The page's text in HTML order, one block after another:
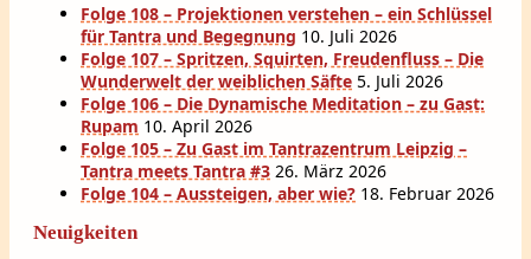
Folge 108 – Projektionen verstehen – ein Schlüssel
für Tantra und Begegnung 10. Juli 2026
Folge 107 – Spritzen, Squirten, Freudenfluss – Die
Wunderwelt der weiblichen Säfte 5. Juli 2026
Folge 106 – Die Dynamische Meditation – zu Gast:
Rupam 10. April 2026
Folge 105 – Zu Gast im Tantrazentrum Leipzig –
Tantra meets Tantra #3 26. März 2026
Folge 104 – Aussteigen, aber wie? 18. Februar 2026
Neuigkeiten